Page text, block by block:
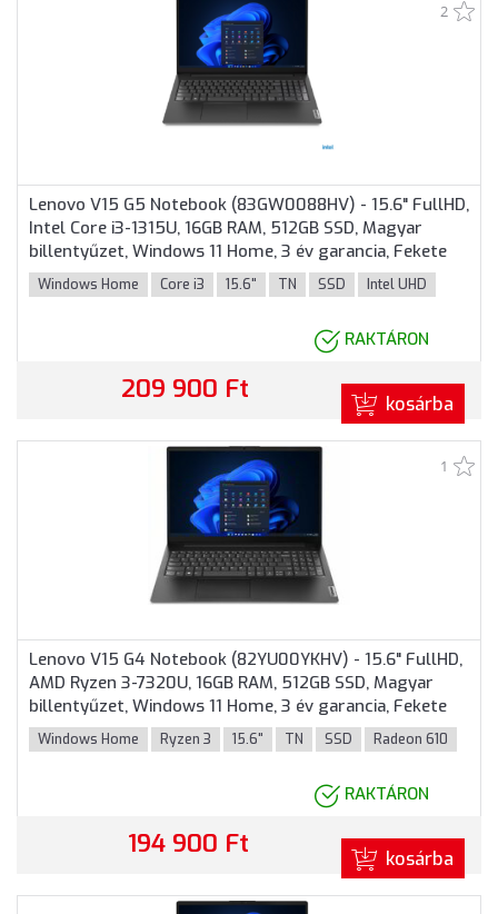
2
Lenovo V15 G5 Notebook (83GW0088HV) - 15.6" FullHD,
Intel Core i3-1315U, 16GB RAM, 512GB SSD, Magyar
billentyűzet, Windows 11 Home, 3 év garancia, Fekete
színben
Windows Home Core i3 15.6" TN SSD Intel UHD
RAKTÁRON
209 900 Ft kosárba
1
Lenovo V15 G4 Notebook (82YU00YKHV) - 15.6" FullHD,
AMD Ryzen 3-7320U, 16GB RAM, 512GB SSD, Magyar
billentyűzet, Windows 11 Home, 3 év garancia, Fekete
színben
Windows Home Ryzen 3 15.6" TN SSD Radeon 610
RAKTÁRON
194 900 Ft kosárba